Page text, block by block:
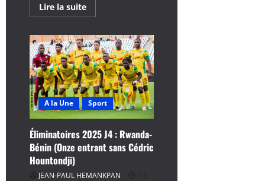
Lire la suiteEn
savoir
CAN
2025
:
Voir
la
liste
officiel
des
Guépards
A la Une Sport
Éliminatoires 2025 J4 : Rwanda-
Bénin (Onze entrant sans Cédric
Hountondji)
JEAN-PAUL HEMANKPAN
15